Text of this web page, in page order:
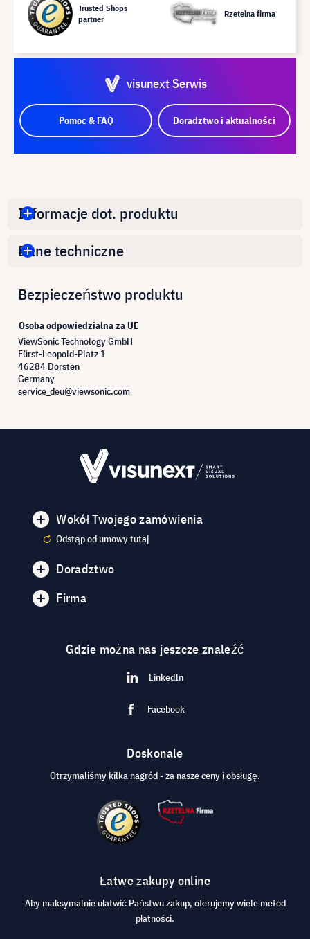
Trusted Shops
partner
Rzetelna firma
visunext Serwis
Pomoc & FAQ Doradztwo i aktualności
Informacje dot. produktu
Dane techniczne
Bezpieczeństwo produktu
Osoba odpowiedzialna za UE
ViewSonic Technology GmbH
Fürst-Leopold-Platz 1
46284 Dorsten
Germany
service_deu@viewsonic.com
Wokół Twojego zamówienia
Odstąp od umowy tutaj
Doradztwo
Firma
Gdzie można nas jeszcze znaleźć
LinkedIn
Facebook
Doskonale
Otrzymaliśmy kilka nagród - za nasze ceny i obsługę.
Łatwe zakupy online
Aby maksymalnie ułatwić Państwu zakup, oferujemy wiele metod
płatności.